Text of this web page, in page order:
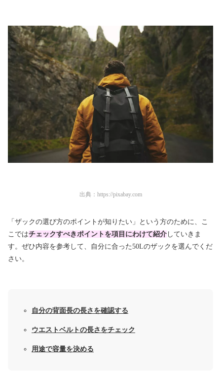
出典： https://pixabay.com
「ザックの選び方のポイントが知りたい」という方のために、こ
こではチェックすべきポイントを項目にわけて紹介 していきま
す。ぜひ内容を参考して、自分に合った50Lのザックを選んでくだ
さい。
自分の背面長の長さを確認する
ウエストベルトの長さをチェック
用途で容量を決める